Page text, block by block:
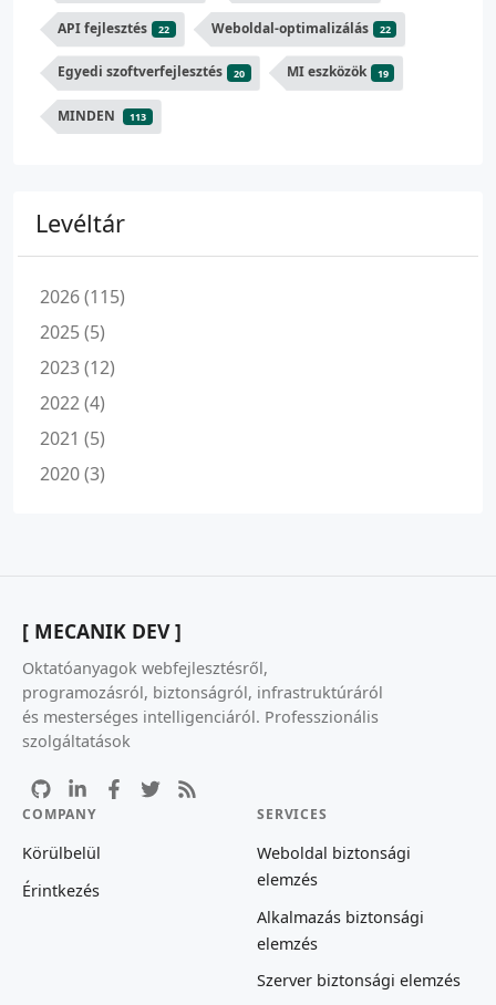
API fejlesztés 22 Weboldal-optimalizálás 22
Egyedi szoftverfejlesztés 20 MI eszközök 19
MINDEN 113
Levéltár
2026 (115)
2025 (5)
2023 (12)
2022 (4)
2021 (5)
2020 (3)
[ MECANIK DEV ]
Oktatóanyagok webfejlesztésről,
programozásról, biztonságról, infrastruktúráról
és mesterséges intelligenciáról. Professzionális
szolgáltatások
COMPANY
Körülbelül
Érintkezés
SERVICES
Weboldal biztonsági
elemzés
Alkalmazás biztonsági
elemzés
Szerver biztonsági elemzés